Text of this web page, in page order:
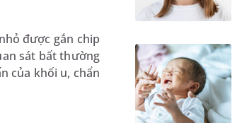
được gắn chip
sát bất thường
của khối u, chẩn